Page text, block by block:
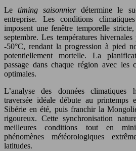
Letiming saisonnierdétermine le
entreprise. Les conditions
imposent une fenêtre temporelle
septembre. Les températures hivernales
-50°C, rendant la progression à pied
potentiellement mortelle. La
passage dans chaque région avec les
optimales.
L’analyse des données climatiques
traversée idéale débute au printemps
Sibérie en été, puis franchir la
rigoureux. Cette synchronisation
meilleures conditions tout en
phénomènes météorologiques
latitudes.